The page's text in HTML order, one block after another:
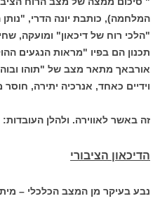
המלחמה), כותבת יונה הדרי,
"הלכי רוח של דיכאון" ומועקה,
תכנון הם בפיו "מראות הנגעים
אורבאך מתאר מצב של "תוהו ובוהו
וידיים כאחד, אנרכיה יתירה,
זה באשר לאווירה. ולהלן העובדות:
הדיכאון הציבורי
נבע בעיקר מן המצב הכלכלי –